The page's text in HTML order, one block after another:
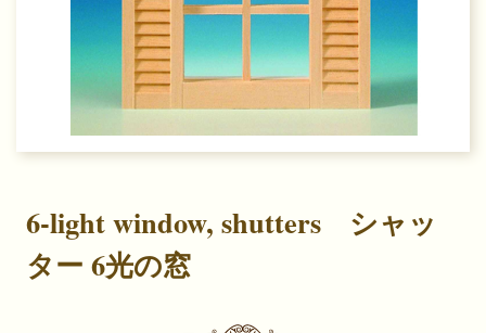
6-light window, shutters シャッ
ター 6光の窓